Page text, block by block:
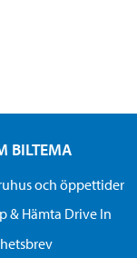
BILTEMA
och öppettider
& Hämta Drive In